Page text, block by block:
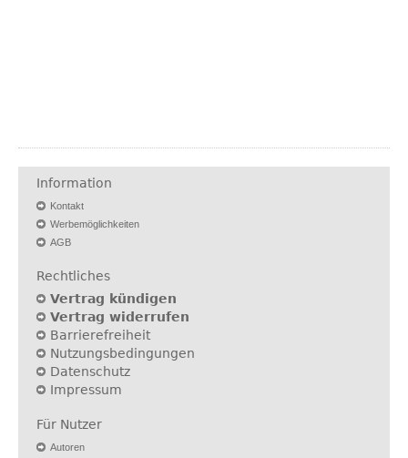
Information
Kontakt
Werbemöglichkeiten
AGB
Rechtliches
Vertrag kündigen
Vertrag widerrufen
Barrierefreiheit
Nutzungsbedingungen
Datenschutz
Impressum
Für Nutzer
Autoren